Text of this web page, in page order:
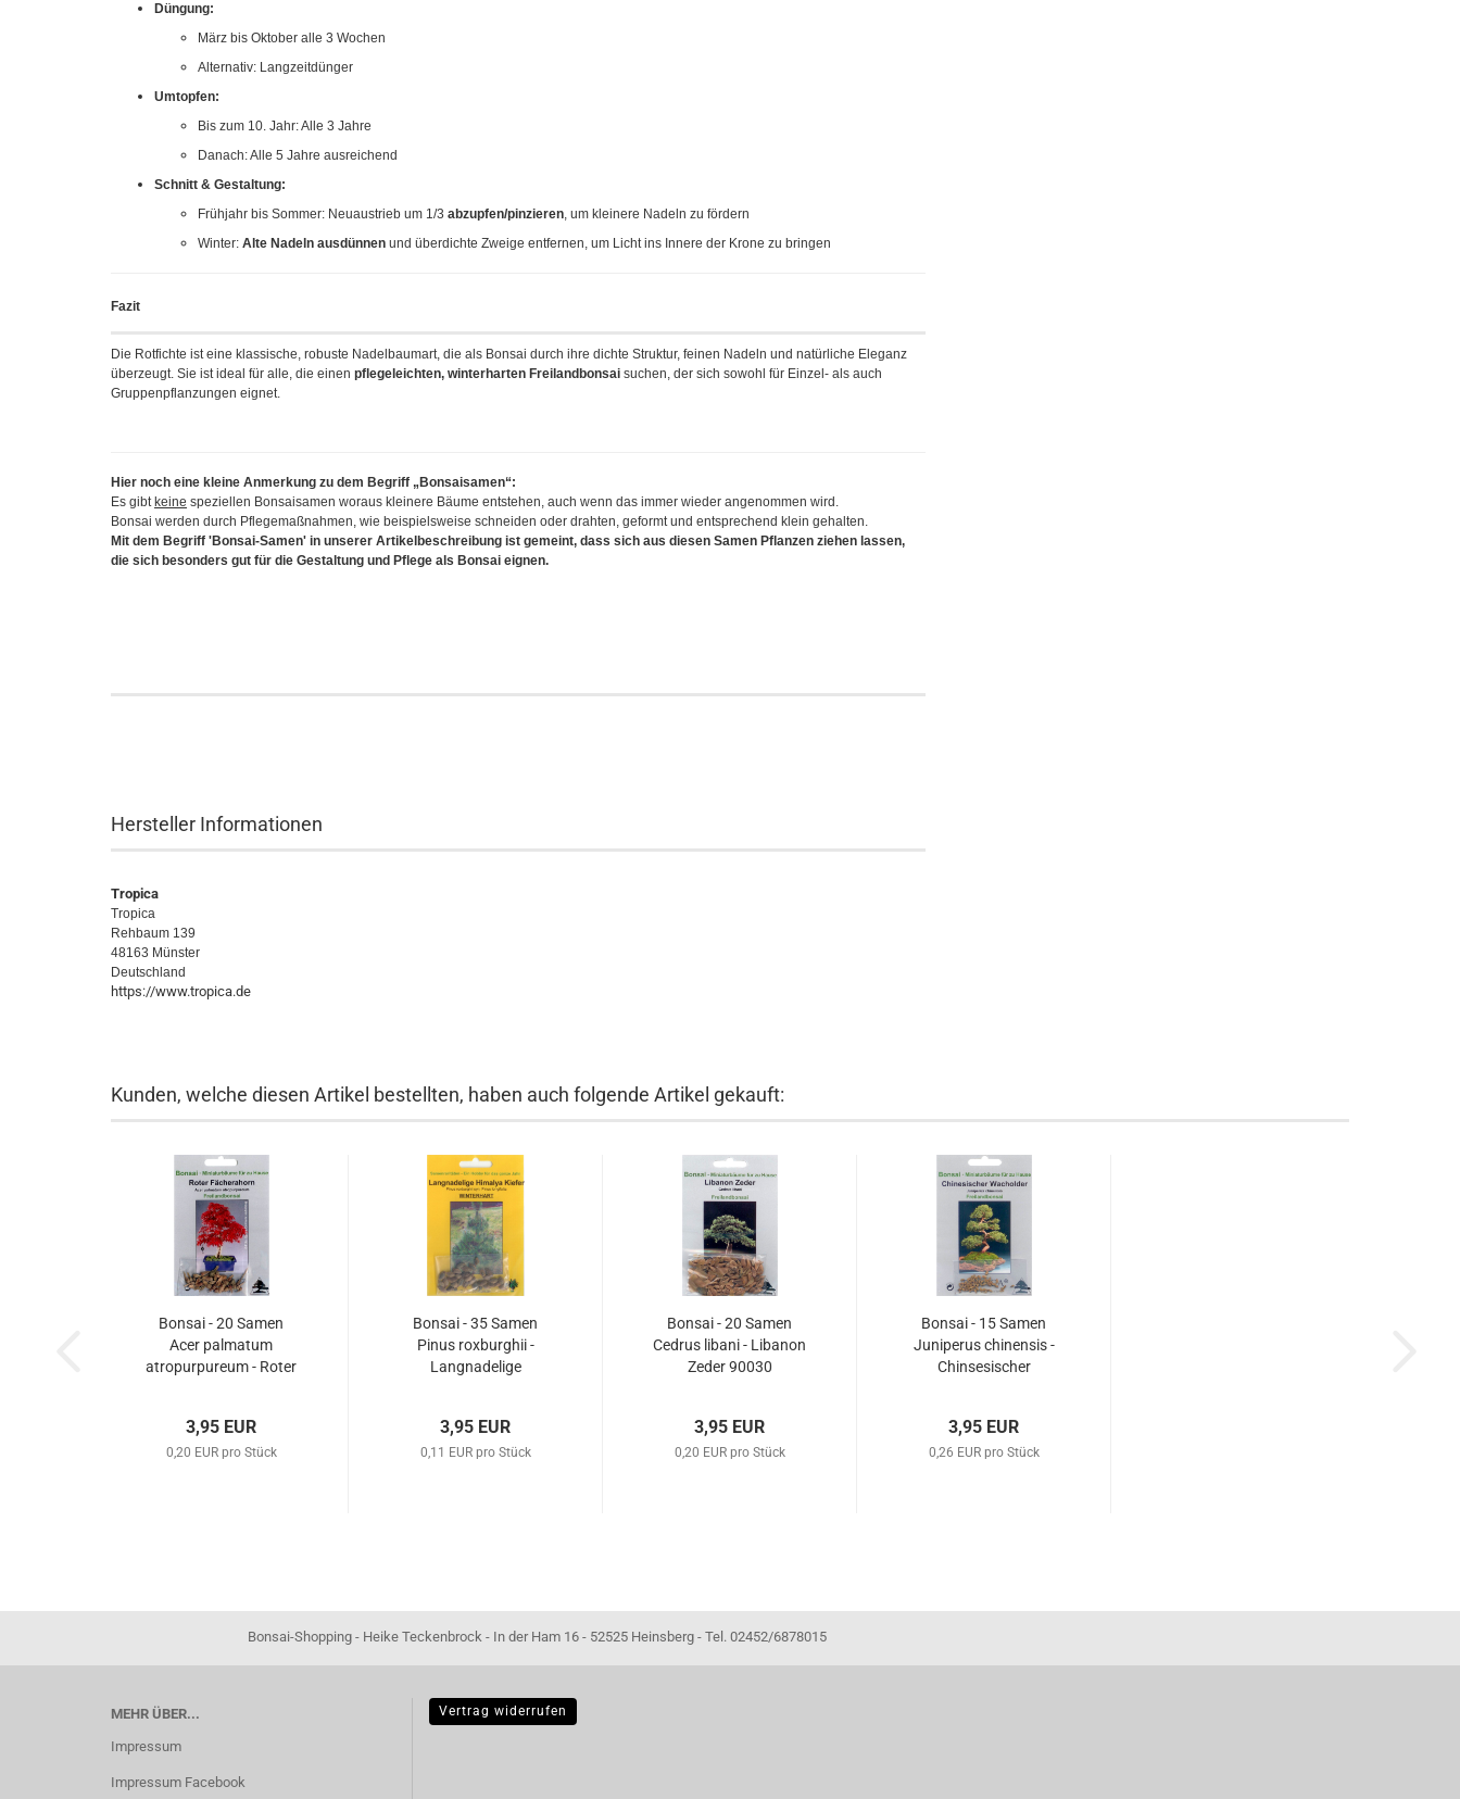
Düngung:
März bis Oktober alle 3 Wochen
Alternativ: Langzeitdünger
Umtopfen:
Bis zum 10. Jahr: Alle 3 Jahre
Danach: Alle 5 Jahre ausreichend
Schnitt & Gestaltung:
Frühjahr bis Sommer: Neuaustrieb um 1/3 abzupfen/pinzieren, um kleinere Nadeln zu fördern
Winter: Alte Nadeln ausdünnen und überdichte Zweige entfernen, um Licht ins Innere der Krone zu bringen
Fazit
Die Rotfichte ist eine klassische, robuste Nadelbaumart, die als Bonsai durch ihre dichte Struktur, feinen Nadeln und natürliche Eleganz
überzeugt. Sie ist ideal für alle, die einen pflegeleichten, winterharten Freilandbonsai suchen, der sich sowohl für Einzel- als auch
Gruppenpflanzungen eignet.
Hier noch eine kleine Anmerkung zu dem Begriff „Bonsaisamen“:
Es gibt keine speziellen Bonsaisamen woraus kleinere Bäume entstehen, auch wenn das immer wieder angenommen wird.
Bonsai werden durch Pflegemaßnahmen, wie beispielsweise schneiden oder drahten, geformt und entsprechend klein gehalten.
Mit dem Begriff 'Bonsai-Samen' in unserer Artikelbeschreibung ist gemeint, dass sich aus diesen Samen Pflanzen ziehen lassen,
die sich besonders gut für die Gestaltung und Pflege als Bonsai eignen.
Hersteller Informationen
Tropica
Tropica
Rehbaum 139
48163 Münster
Deutschland
https://www.tropica.de
Kunden, welche diesen Artikel bestellten, haben auch folgende Artikel gekauft:
Bonsai - 20 Samen
Acer palmatum
atropurpureum - Roter
3,95 EUR
0,20 EUR pro Stück
Bonsai - 35 Samen
Pinus roxburghii -
Langnadelige
3,95 EUR
0,11 EUR pro Stück
Bonsai - 20 Samen
Cedrus libani - Libanon
Zeder 90030
3,95 EUR
0,20 EUR pro Stück
Bonsai - 15 Samen
Juniperus chinensis -
Chinsesischer
3,95 EUR
0,26 EUR pro Stück
Bonsai-Shopping - Heike Teckenbrock - In der Ham 16 - 52525 Heinsberg - Tel. 02452/6878015
MEHR ÜBER...
Impressum
Impressum Facebook
Vertrag widerrufen